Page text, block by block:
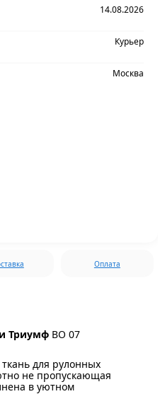
14.08.2026
Курьер
Москва
Оплата
Триумф BO 07
для рулонных
не пропускающая
в уютном